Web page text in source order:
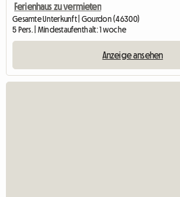
Ferienhaus zu vermieten
Gesamte Unterkunft | Gourdon (46300)
5 Pers. | Mindestaufenthalt: 1 woche
Anzeige ansehen